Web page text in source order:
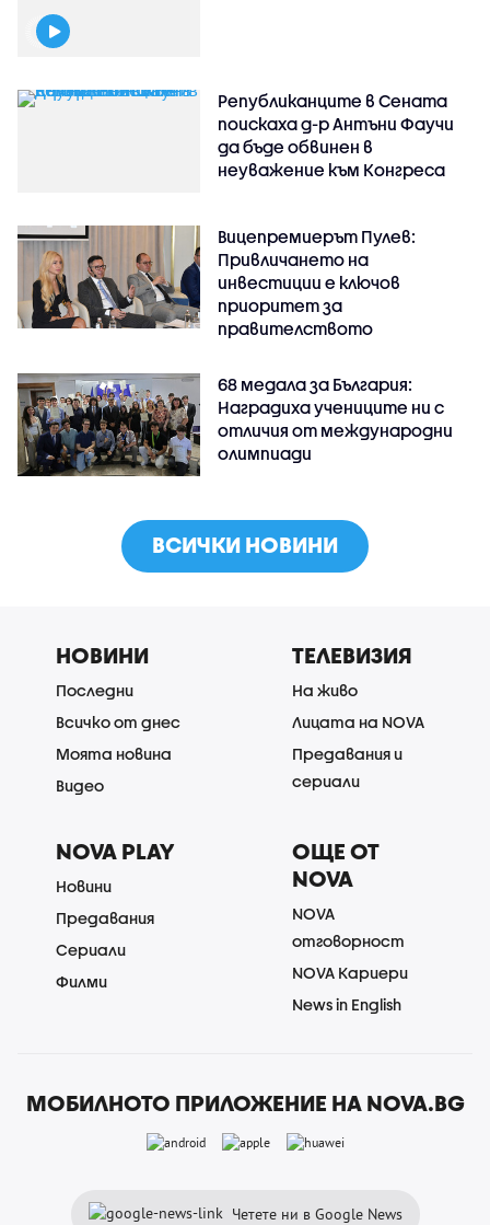
Републиканците в Сената
поискаха д-р Антъни Фаучи
да бъде обвинен в
неуважение към Конгреса
Вицепремиерът Пулев:
Привличането на
инвестиции е ключов
приоритет за
правителството
68 медала за България:
Наградиха учениците ни с
отличия от международни
олимпиади
ВСИЧКИ НОВИНИ
НОВИНИ
Последни
Всичко от днес
Моята новина
Видео
ТЕЛЕВИЗИЯ
На живо
Лицата на NOVA
Предавания и
сериали
NOVA PLAY
Новини
Предавания
Сериали
Филми
ОЩЕ ОТ
NOVA
NOVA
отговорност
NOVA Кариери
News in English
МОБИЛНОТО ПРИЛОЖЕНИЕ НА NOVA.BG
Четете ни в Google News